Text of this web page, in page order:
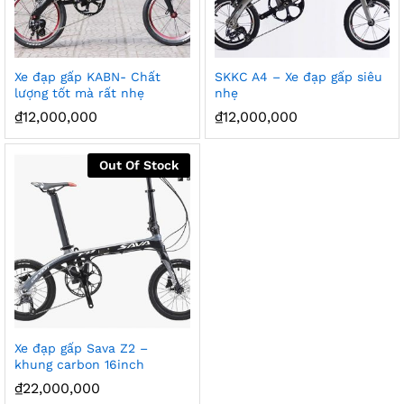
Xe đạp gấp KABN- Chất
lượng tốt mà rất nhẹ
₫12,000,000
SKKC A4 – Xe đạp gấp siêu
nhẹ
₫12,000,000
Out Of Stock
Xe đạp gấp Sava Z2 –
khung carbon 16inch
₫22,000,000